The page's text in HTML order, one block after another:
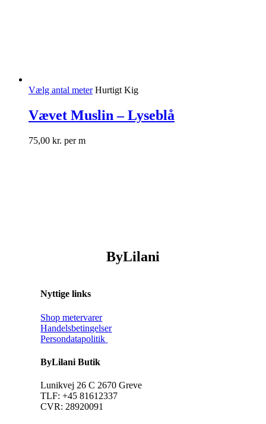
Vælg antal meter Hurtigt Kig
Vævet Muslin – Lyseblå
75,00 kr. per m
ByLilani
Nyttige links
Shop metervarer
Handelsbetingelser
Persondatapolitik
ByLilani Butik
Lunikvej 26 C 2670 Greve
TLF: +45 81612337
CVR: 28920091